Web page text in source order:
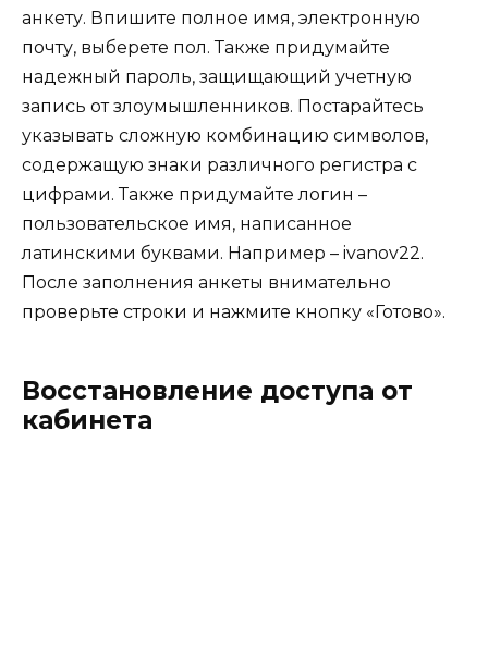
анкету. Впишите полное имя, электронную
почту, выберете пол. Также придумайте
надежный пароль, защищающий учетную
запись от злоумышленников. Постарайтесь
указывать сложную комбинацию символов,
содержащую знаки различного регистра с
цифрами. Также придумайте логин –
пользовательское имя, написанное
латинскими буквами. Например – ivanov22.
После заполнения анкеты внимательно
проверьте строки и нажмите кнопку «Готово».
Восстановление доступа от
кабинета